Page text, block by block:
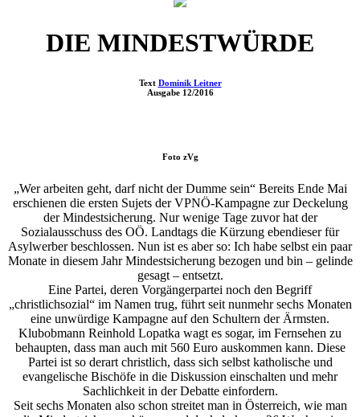
DIE MINDESTWÜRDE
Text Dominik Leitner
Ausgabe 12/2016
Foto zVg
„Wer arbeiten geht, darf nicht der Dumme sein“ Bereits Ende Mai
erschienen die ersten Sujets der VPNÖ-Kampagne zur Deckelung
der Mindestsicherung. Nur wenige Tage zuvor hat der
Sozialausschuss des OÖ. Landtags die Kürzung ebendieser für
Asylwerber beschlossen. Nun ist es aber so: Ich habe selbst ein paar
Monate in diesem Jahr Mindestsicherung bezogen und bin – gelinde
gesagt – entsetzt.
Eine Partei, deren Vorgängerpartei noch den Begriff
„christlichsozial“ im Namen trug, führt seit nunmehr sechs Monaten
eine unwürdige Kampagne auf den Schultern der Ärmsten.
Klubobmann Reinhold Lopatka wagt es sogar, im Fernsehen zu
behaupten, dass man auch mit 560 Euro auskommen kann. Diese
Partei ist so derart christlich, dass sich selbst katholische und
evangelische Bischöfe in die Diskussion einschalten und mehr
Sachlichkeit in der Debatte einfordern.
Seit sechs Monaten also schon streitet man in Österreich, wie man